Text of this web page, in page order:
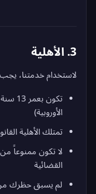
3. الأهلية
لاستخدام خدمتنا،
الأوروبية)
تمتلك الأهلية
القضائية
لم يسبق حظرك